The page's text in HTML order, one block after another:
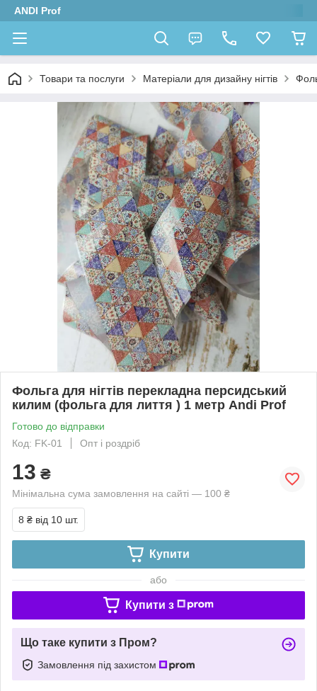
ANDI Prof
Товари та послуги Матеріали для дизайну нігтів
Фольга для нігтів перекладна персидський
килим (фольга для лиття ) 1 метр Andi Prof
Готово до відправки
Код: FK-01
Опт і роздріб
13 ₴
Мінімальна сума замовлення на сайті — 100 ₴
8 ₴ від 10 шт.
Купити
або
Купити з
Що таке купити з Пром?
Замовлення під захистом